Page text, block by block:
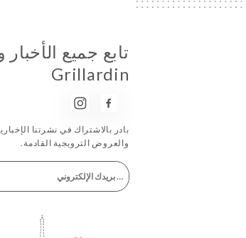
Grillardin
بادر بالاشتراك في نشرتنا
والعروض الترويجية القادمة.